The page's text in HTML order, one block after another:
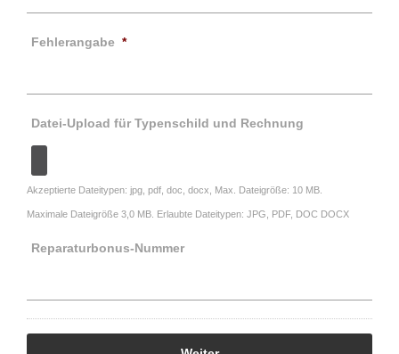
Fehlerangabe *
Datei-Upload für Typenschild und Rechnung
Akzeptierte Dateitypen: jpg, pdf, doc, docx, Max. Dateigröße: 10 MB.
Maximale Dateigröße 3,0 MB. Erlaubte Dateitypen: JPG, PDF, DOC DOCX
Reparaturbonus-Nummer